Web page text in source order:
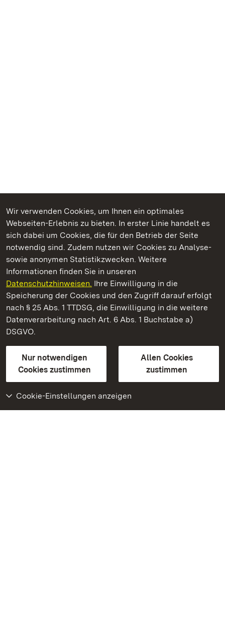
Wir verwenden Cookies, um Ihnen ein optimales
Webseiten-Erlebnis zu bieten. In erster Linie handelt es
sich dabei um Cookies, die für den Betrieb der Seite
notwendig sind. Zudem nutzen wir Cookies zu Analyse-
sowie anonymen Statistikzwecken. Weitere
Informationen finden Sie in unseren
Datenschutzhinweisen. Ihre Einwilligung in die
Speicherung der Cookies und den Zugriff darauf erfolgt
nach § 25 Abs. 1 TTDSG, die Einwilligung in die weitere
Datenverarbeitung nach Art. 6 Abs. 1 Buchstabe a)
DSGVO.
Nur notwendigen
Cookies zustimmen
Allen Cookies
zustimmen
Cookie-Einstellungen anzeigen
Kommen. Staunen. Genießen.
Staatliche Schlösser und Gärten Baden‑Württemberg
Staatliche Schlösser und Gärten Baden-Württemberg
Kontakt
GebärdenspracheLeichte Sprache
Erklärung zur Barrierefreiheit
BITV-konform (geprüfte Seiten)
Weiteres